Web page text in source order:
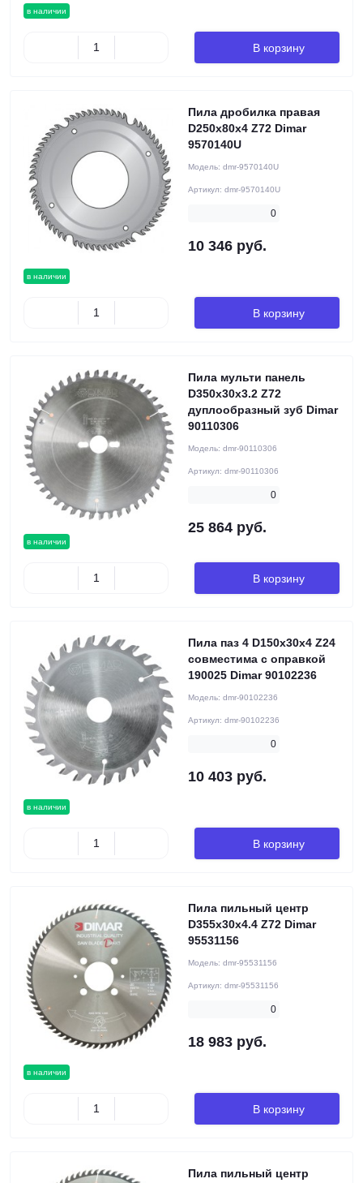
в наличии
В корзину
в наличии
Пила дробилка правая
D250x80x4 Z72 Dimar
9570140U
Модель: dmr-9570140U
Артикул: dmr-9570140U
0
10 346 руб.
В корзину
в наличии
Пила мульти панель
D350x30x3.2 Z72
дуплообразный зуб Dimar
90110306
Модель: dmr-90110306
Артикул: dmr-90110306
0
25 864 руб.
В корзину
в наличии
Пила паз 4 D150x30x4 Z24
совместима с оправкой
190025 Dimar 90102236
Модель: dmr-90102236
Артикул: dmr-90102236
0
10 403 руб.
В корзину
в наличии
Пила пильный центр
D355x30x4.4 Z72 Dimar
95531156
Модель: dmr-95531156
Артикул: dmr-95531156
0
18 983 руб.
В корзину
Пила пильный центр